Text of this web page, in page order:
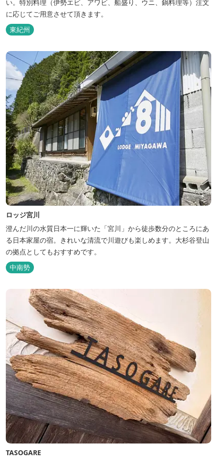
い。特別料理（伊勢エビ、アワビ、船盛り、ウニ、鍋料理等）注文
に応じてご用意させて頂きます。
東紀州
ロッジ宮川
澄んだ川の水質日本一に輝いた「宮川」から徒歩数分のところにあ
る日本家屋の宿。きれいな清流で川遊びも楽しめます。大杉谷登山
の拠点としてもおすすめです。
中南勢
TASOGARE